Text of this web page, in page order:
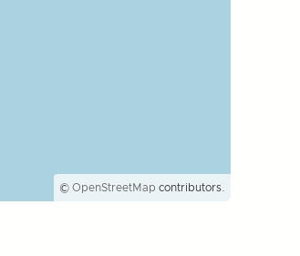
© OpenStreetMap contributors.